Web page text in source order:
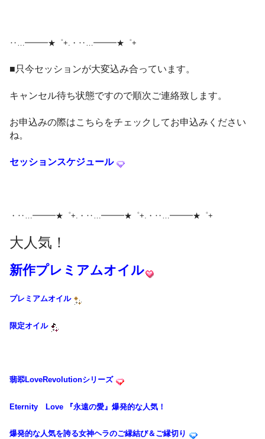
‥…━━━★゜+.・‥…━━━★゜+
■只今セッションが大変込み合っています。
キャンセル待ち状態ですので順次ご連絡致します。
お申込みの際はこちらをチェックしてお申込みください
ね。
セッションスケジュール
・‥…━━━★゜+.・‥…━━━★゜+.・‥…━━━★゜+
大人気！
新作プレミアムオイル
プレミアムオイル
限定オイル
翡翆LoveRevolutionシリーズ
Eternity Love 『永遠の愛』爆発的な人気！
爆発的な人気を誇る女神ヘラのご縁結び＆ご縁切り